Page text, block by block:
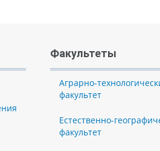
Факультеты
Аграрно-
факультет
Естественно-
факультет